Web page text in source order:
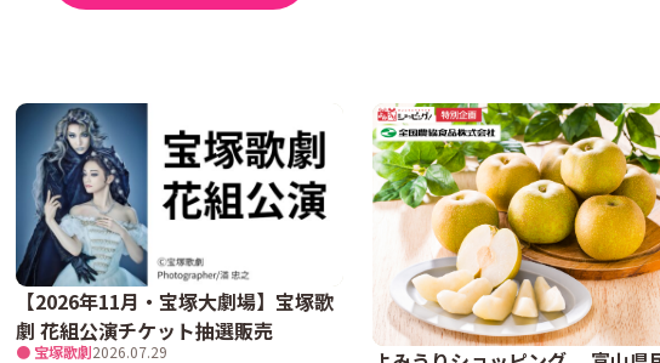
【2026年11月・宝塚大劇場】宝塚歌
劇 花組公演チケット抽選販売
● 宝塚歌劇2026.07.29